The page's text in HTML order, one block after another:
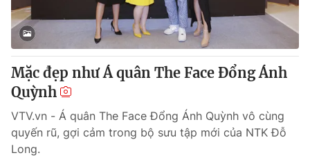
VTV4 Vươn mình bằng AI
VTV9 VTV8
Liên hệ tòa soạn
Mặc đẹp như Á quân The Face Đổng Ánh
Quỳnh
VTV.vn - Á quân The Face Đổng Ánh Quỳnh vô cùng
quyến rũ, gợi cảm trong bộ sưu tập mới của NTK Đỗ
Long.